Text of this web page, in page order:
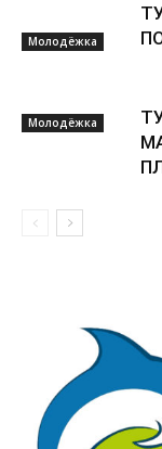
Молодёжка
Молодёжка